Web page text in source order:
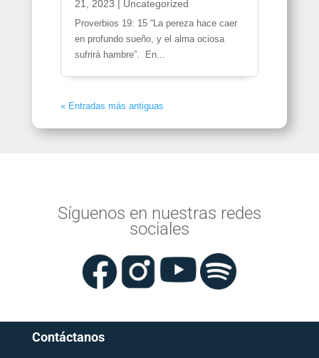
21, 2023 | Uncategorized
Proverbios 19: 15 “La pereza hace caer
en profundo sueño, y el alma ociosa
sufrirá hambre”. En...
« Entradas más antiguas
Síguenos en nuestras redes
sociales
Contáctanos